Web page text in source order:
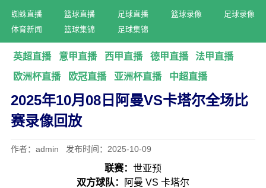
蜘蛛直播 篮球直播 足球直播 篮球录像
足球录像
体育新闻
篮球集锦 足球集锦
英超直播 意甲直播 西甲直播 德甲直播
法甲直播
欧洲杯直播
欧冠直播 亚洲杯直播 中超直播
2025年10月08日阿曼VS卡塔尔全场比
赛录像回放
作者：admin 发布时间：2025-10-09
联赛： 世亚预
双方球队：
阿曼 VS 卡塔尔